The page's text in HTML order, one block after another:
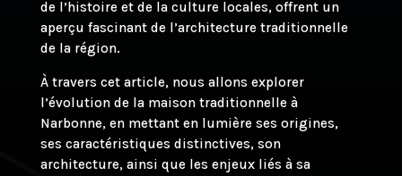
de l’histoire et de la culture locales, offrent un
aperçu fascinant de l’architecture traditionnelle
de la région.
À travers cet article, nous allons explorer
l’évolution de la maison traditionnelle à
Narbonne, en mettant en lumière ses origines,
ses caractéristiques distinctives, son
architecture, ainsi que les enjeux liés à sa